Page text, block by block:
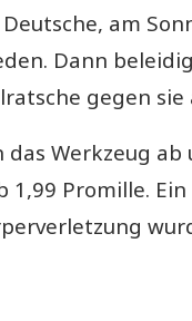
am
Dann
gegen
Werkzeug
Promille.